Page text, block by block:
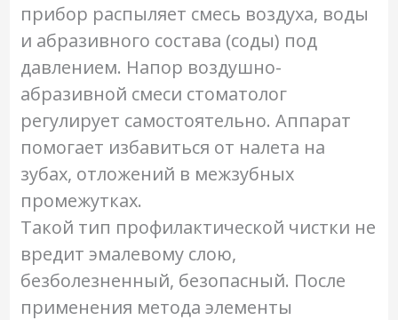
прибор распыляет смесь воздуха, воды
и абразивного состава (соды) под
давлением. Напор воздушно-
абразивной смеси стоматолог
регулирует самостоятельно. Аппарат
помогает избавиться от налета на
зубах, отложений в межзубных
промежутках.
Такой тип профилактической чистки не
вредит эмалевому слою,
безболезненный, безопасный. После
применения метода элементы